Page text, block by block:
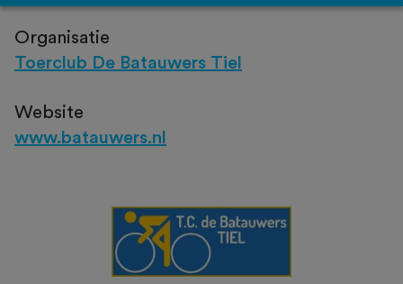
Organisatie
Toerclub De Batauwers Tiel
Website
www.batauwers.nl